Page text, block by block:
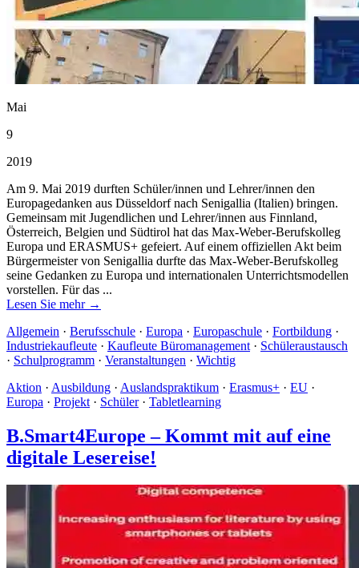
Mai
9
2019
Am 9. Mai 2019 durften Schüler/innen und Lehrer/innen den
Europagedanken aus Düsseldorf nach Senigallia (Italien) bringen.
Gemeinsam mit Jugendlichen und Lehrer/innen aus Finnland,
Österreich, Belgien und Südtirol hat das Max-Weber-Berufskolleg
Europa und ERASMUS+ gefeiert. Auf einem offiziellen Akt beim
Bürgermeister von Senigallia durfte das Max-Weber-Berufskolleg
seine Gedanken zu Europa und internationalen Unterrichtsmodellen
vorstellen. Für das ...
Lesen Sie mehr →
Allgemein · Berufsschule · Europa · Europaschule · Fortbildung ·
Industriekaufleute · Kaufleute Büromanagement · Schüleraustausch
· Schulprogramm · Veranstaltungen · Wichtig
Aktion · Ausbildung · Auslandspraktikum · Erasmus+ · EU ·
Europa · Projekt · Schüler· Tabletlearning
B.Smart4Europe – Kommt mit auf eine
digitale Lesereise!